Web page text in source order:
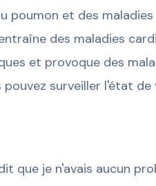
poumon et des maladies
des maladies
et provoque des
surveiller l'état de
que je n'avais aucun